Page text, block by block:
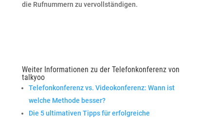
die Rufnummern zu vervollständigen.
Weiter Informationen zu der Telefonkonferenz von
talkyoo
Telefonkonferenz vs. Videokonferenz: Wann ist
welche Methode besser?
Die 5 ultimativen Tipps für erfolgreiche